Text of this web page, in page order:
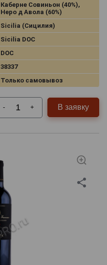
Каберне Совиньон (40%),
Неро д Авола (60%)
Sicilia (Сицилия)
Sicilia DOC
DOC
38337
Только самовывоз
- + В заявку